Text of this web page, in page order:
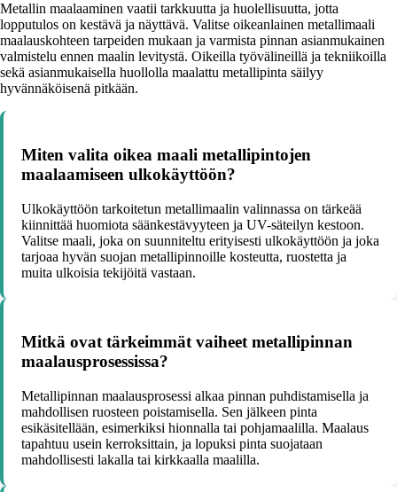
Metallin maalaaminen vaatii tarkkuutta ja huolellisuutta, jotta
lopputulos on kestävä ja näyttävä. Valitse oikeanlainen metallimaali
maalauskohteen tarpeiden mukaan ja varmista pinnan asianmukainen
valmistelu ennen maalin levitystä. Oikeilla työvälineillä ja tekniikoilla
sekä asianmukaisella huollolla maalattu metallipinta säilyy
hyvännäköisenä pitkään.
Miten valita oikea maali metallipintojen
maalaamiseen ulkokäyttöön?
Ulkokäyttöön tarkoitetun metallimaalin valinnassa on tärkeää
kiinnittää huomiota säänkestävyyteen ja UV-säteilyn kestoon.
Valitse maali, joka on suunniteltu erityisesti ulkokäyttöön ja joka
tarjoaa hyvän suojan metallipinnoille kosteutta, ruostetta ja
muita ulkoisia tekijöitä vastaan.
Mitkä ovat tärkeimmät vaiheet metallipinnan
maalausprosessissa?
Metallipinnan maalausprosessi alkaa pinnan puhdistamisella ja
mahdollisen ruosteen poistamisella. Sen jälkeen pinta
esikäsitellään, esimerkiksi hionnalla tai pohjamaalilla. Maalaus
tapahtuu usein kerroksittain, ja lopuksi pinta suojataan
mahdollisesti lakalla tai kirkkaalla maalilla.